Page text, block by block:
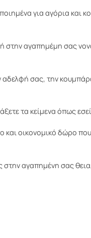
για αγόρια και
αγαπημέμη σας
σας, την
τα κείμενα όπως
οικονομικό δώρο
αγαπημένη σας